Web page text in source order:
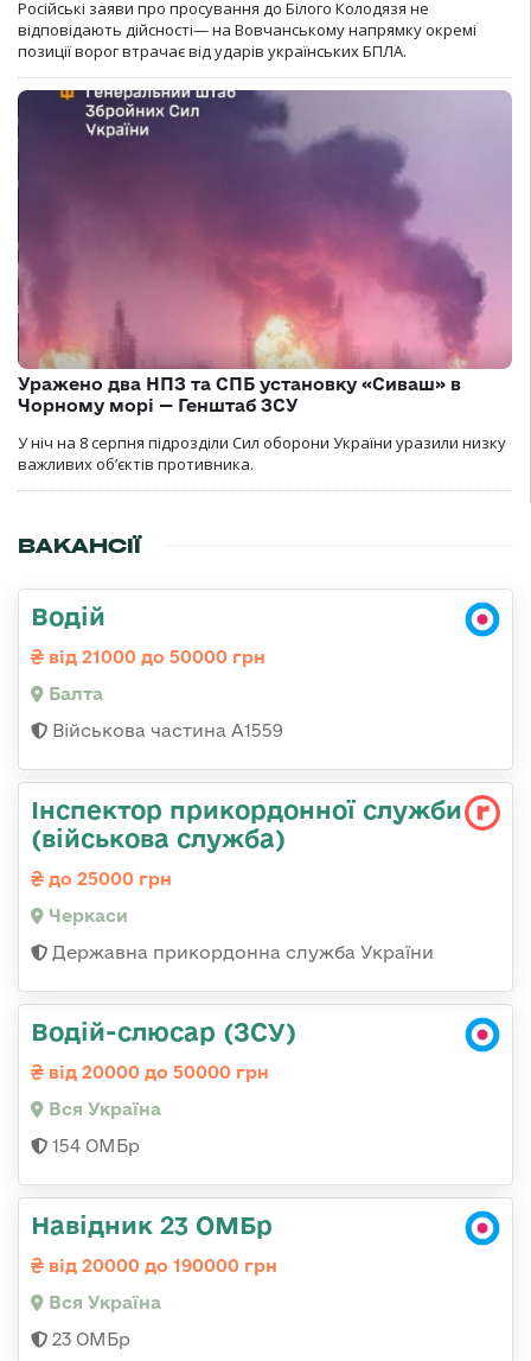
Російські заяви про просування до Білого Колодязя не
відповідають дійсності— на Вовчанському напрямку окремі
позиції ворог втрачає від ударів українських БПЛА.
Уражено два НПЗ та СПБ установку «Сиваш» в
Чорному морі — Генштаб ЗСУ
У ніч на 8 серпня підрозділи Сил оборони України уразили низку
важливих об’єктів противника.
ВАКАНСІЇ
Водій
від 21000 до 50000 грн
Балта
Військова частина А1559
Інспектор прикордонної служби
(військова служба)
до 25000 грн
Черкаси
Державна прикордонна служба України
Водій-слюсар (ЗСУ)
від 20000 до 50000 грн
Вся Україна
154 ОМБр
Навідник 23 ОМБр
від 20000 до 190000 грн
Вся Україна
23 ОМБр